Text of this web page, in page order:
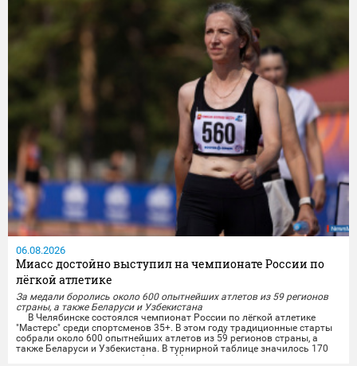
06.08.2026
Миасс достойно выступил на чемпионате России по
лёгкой атлетике
За медали боролись около 600 опытнейших атлетов из 59 регионов
страны, а также Беларуси и Узбекистана
В Челябинске состоялся чемпионат России по лёгкой атлетике
"Мастерс" среди спортсменов 35+. В этом году традиционные старты
собрали около 600 опытнейших атлетов из 59 регионов страны, а
также Беларуси и Узбекистана. В турнирной таблице значилось 170
городов, среди которых и сборная Миасса.